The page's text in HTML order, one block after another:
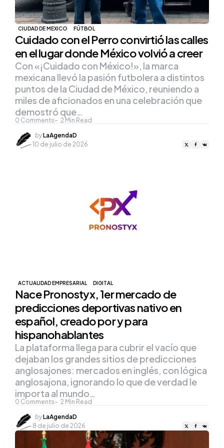
CIUDAD DE MEXICO FÚTBOL
Cuidado con el Perro convirtió las calles
en el lugar donde México volvió a creer
0 Comments 2 Min Read
Con «¡Cuidado con México!», la marca
mexicana llevó la pasión futbolera a distintos
puntos de la Ciudad de México, reuniendo a
miles de aficionados en una celebración que
demostró que…
Posted
by
byLaAgendaD
10 de julio de 2026
ACTUALIDAD EMPRESARIAL DIGITAL
Nace Pronostyx, 1er mercado de
predicciones deportivas nativo en
español, creado por y para
hispanohablantes
0 Comments 2 Min Read
La plataforma llega para cubrir el vacío que
dejaban los grandes sitios de predicciones
anglosajones: mercados en inglés, con lógica
anglosajona, ignorando lo que de verdad le
importa al mundo…
Posted
by
byLaAgendaD
8 de julio de 2026